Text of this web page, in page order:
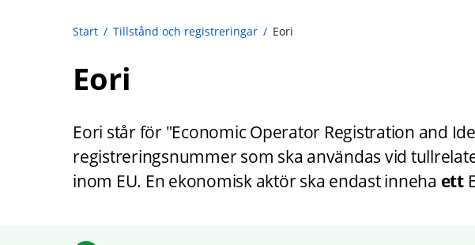
Start / Tillstånd och registreringar / Eori
Eori
Eori står för "Economic Operator Registration and
registreringsnummer som ska användas vid
inom EU. En ekonomisk aktör ska endast inneha ett